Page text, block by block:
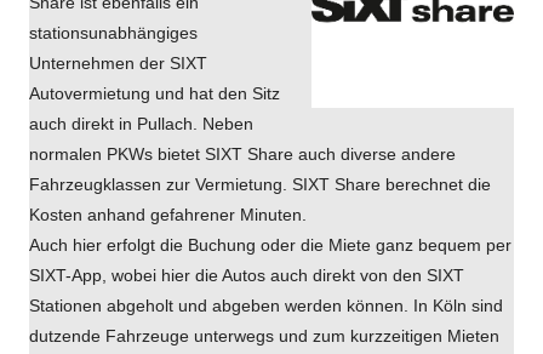
stationsunabhängiges
Unternehmen der SIXT
Autovermietung und hat den Sitz
auch direkt in Pullach. Neben
normalen PKWs bietet SIXT Share auch diverse andere
Fahrzeugklassen zur Vermietung. SIXT Share berechnet die
Kosten anhand gefahrener Minuten.
Auch hier erfolgt die Buchung oder die Miete ganz bequem per
SIXT-App, wobei hier die Autos auch direkt von den SIXT
Stationen abgeholt und abgeben werden können. In Köln sind
dutzende Fahrzeuge unterwegs und zum kurzzeitigen Mieten